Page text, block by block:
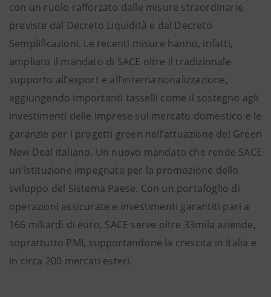
con un ruolo rafforzato dalle misure straordinarie
previste dal Decreto Liquidità e dal Decreto
Semplificazioni. Le recenti misure hanno, infatti,
ampliato il mandato di SACE oltre il tradizionale
supporto all’export e all’internazionalizzazione,
aggiungendo importanti tasselli come il sostegno agli
investimenti delle imprese sul mercato domestico e le
garanzie per i progetti green nell’attuazione del Green
New Deal italiano. Un nuovo mandato che rende SACE
un’istituzione impegnata per la promozione dello
sviluppo del Sistema Paese. Con un portafoglio di
operazioni assicurate e investimenti garantiti pari a
166 miliardi di euro, SACE serve oltre 33mila aziende,
soprattutto PMI, supportandone la crescita in Italia e
in circa 200 mercati esteri.